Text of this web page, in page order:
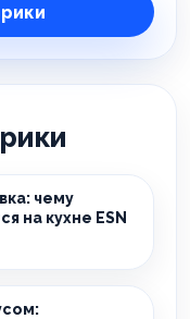
чему
на кухне ESN